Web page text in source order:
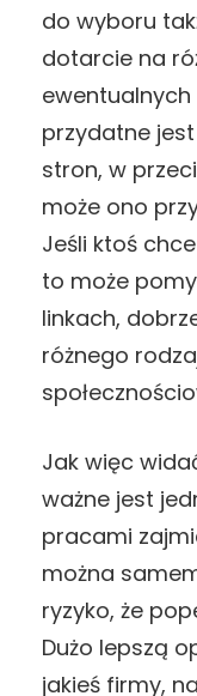
do wyboru
dotarcie na
ewentualnych
przydatne
stron, w
może ono
Jeśli ktoś
to może
linkach,
różnego
Jak więc
ważne jest
pracami
można
ryzyko, że
Dużo lepszą
jakieś firmy,